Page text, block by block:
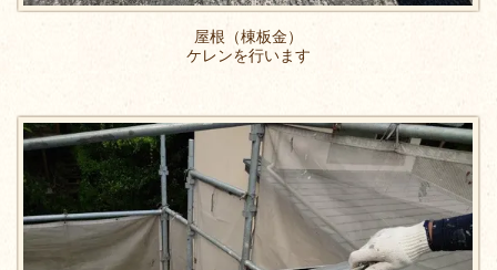
屋根（棟板金）
ケレンを行います